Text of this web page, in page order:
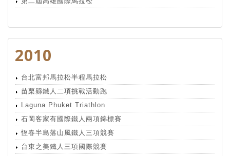
2010
台北富邦馬拉松半程馬拉松
苗栗縣鐵人二項挑戰活動跑
Laguna Phuket Triathlon
石岡客家有國際鐵人兩項錦標賽
恆春半島落山風鐵人三項競賽
台東之美鐵人三項國際競賽